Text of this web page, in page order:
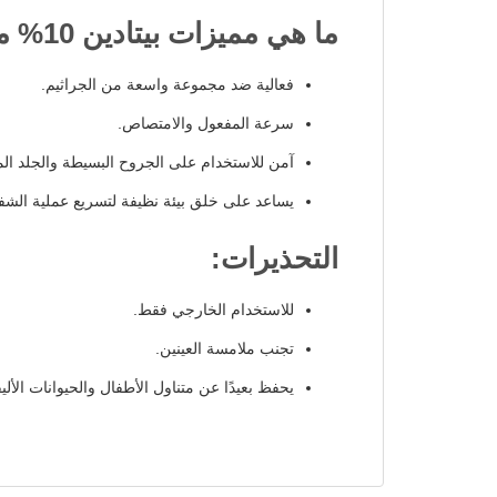
ما هي مميزات بيتادين 10% محلول مطهر؟
فعالية ضد مجموعة واسعة من الجراثيم.
سرعة المفعول والامتصاص.
آمن للاستخدام على الجروح البسيطة والجلد
يساعد على خلق بيئة نظيفة لتسريع عملية
التحذيرات:
للاستخدام الخارجي فقط.
تجنب ملامسة العينين.
يحفظ بعيدًا عن متناول الأطفال والحيوانات